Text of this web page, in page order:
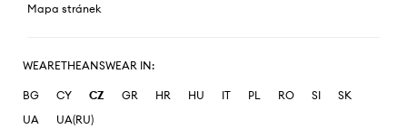
Mapa stránek
WEARETHEANSWEAR IN:
BG CY CZ GR HR HU IT PL RO SI
SK
UA
UA(RU)